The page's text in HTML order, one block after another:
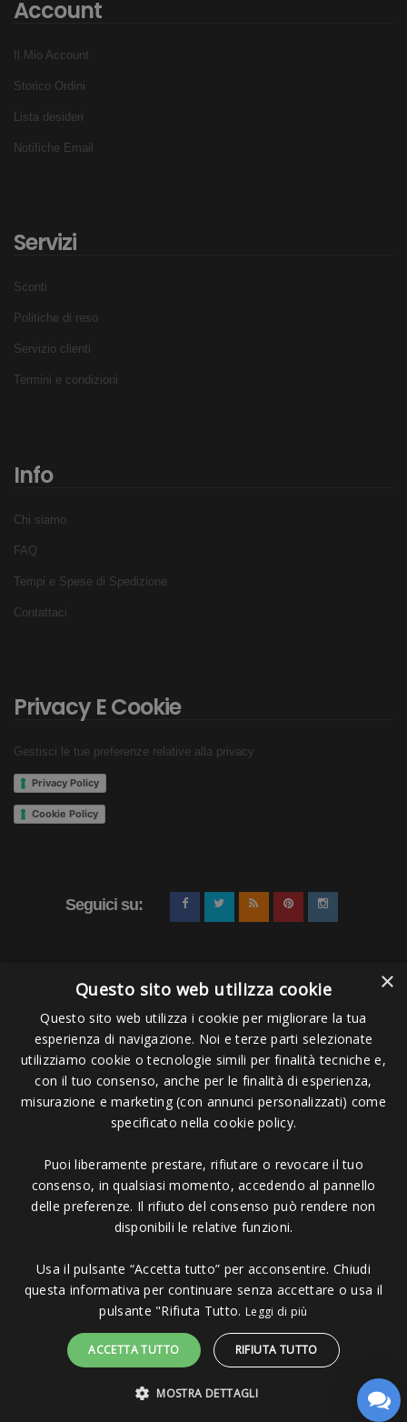
Account
Il Mio Account
Storico Ordini
Lista desideri
Notifiche Email
Servizi
Sconti
Politiche di reso
Servizio clienti
Termini e condizioni
Info
Chi siamo
FAQ
Tempi e Spese di Spedizione
Contattaci
Privacy E Cookie
Gestisci le tue preferenze relative alla privacy
Privacy Policy
Cookie Policy
Seguici su:
Pagamenti Accettati
Copyright © 2006 - 2023 -
Massa MS - Tel 0585026137 - P.IVA 01151030457 - REA MS 117168
Sito protetto da reCAPTCHA.
×
Questo sito web utilizza cookie
Questo sito web utilizza i cookie per migliorare la tua
esperienza di navigazione. Noi e terze parti selezionate
utilizziamo cookie o tecnologie simili per finalità tecniche e,
con il tuo consenso, anche per le finalità di esperienza,
misurazione e marketing (con annunci personalizzati) come
specificato nella cookie policy.
Puoi liberamente prestare, rifiutare o revocare il tuo
consenso, in qualsiasi momento, accedendo al pannello
delle preferenze. Il rifiuto del consenso può rendere non
disponibili le relative funzioni.
Usa il pulsante “Accetta tutto” per acconsentire. Chiudi
questa informativa per continuare senza accettare o usa il
pulsante "Rifiuta Tutto. Leggi di più
ACCETTA TUTTO RIFIUTA TUTTO
MOSTRA DETTAGLI